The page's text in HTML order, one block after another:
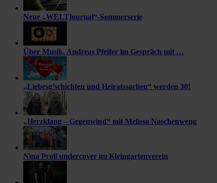
Neue „WELTjournal“-Sommerserie
Über Musik. Andreas Pfeifer im Gespräch mit …
„Liebesg’schichten und Heiratssachen“ werden 30!
„Herzklang – Gegenwind“ mit Melissa Naschenweng
Nina Proll undercover im Kleingartenverein